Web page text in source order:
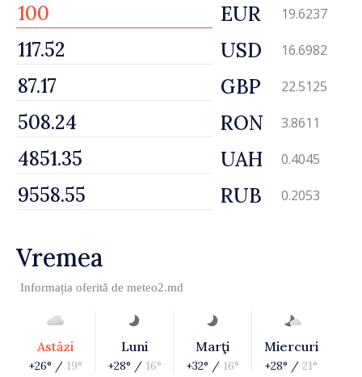
EUR 19.6237
USD 16.6982
GBP 22.5125
RON 3.8611
UAH 0.4045
RUB 0.2053
Vremea
Informația oferită de meteo2.md
Astăzi
+26° / 19°
Luni
+28° / 16°
Marţi
+32° / 16°
Miercuri
+28° / 21°